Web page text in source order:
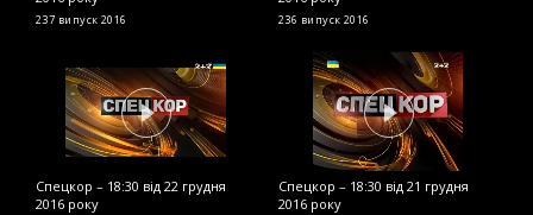
237 випуск 2016 236 випуск 2016
Спецкор – 18:30 від 22 грудня
2016 року
Спецкор – 18:30 від 21 грудня
2016 року